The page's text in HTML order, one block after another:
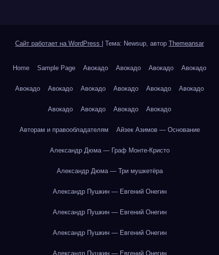
Сайт работает на WordPress Тема: Newsup, автор Themeansar
Home Sample Page Авокадо Авокадо Авокадо Авокадо
Авокадо Авокадо Авокадо Авокадо Авокадо Авокадо
Авокадо Авокадо Авокадо Авокадо
Авторам и правообладателям Айзек Азимов — Основание
Александр Дюма — Граф Монте-Кристо
Александр Дюма — Три мушкетёра
Александр Пушкин — Евгений Онегин
Александр Пушкин — Евгений Онегин
Александр Пушкин — Евгений Онегин
Александр Пушкин — Евгений Онегин